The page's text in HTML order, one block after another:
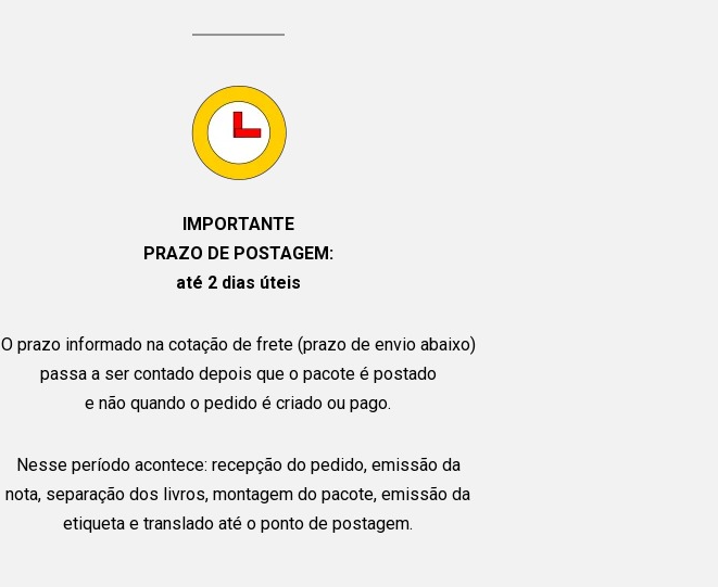
IMPORTANTE
PRAZO DE POSTAGEM:
até 2 dias úteis
O prazo informado na cotação de frete (prazo de envio abaixo)
passa a ser contado depois que o pacote é postado
e não quando o pedido é criado ou pago.
Nesse período acontece: recepção do pedido, emissão da
nota, separação dos livros, montagem do pacote, emissão da
etiqueta e translado até o ponto de postagem.